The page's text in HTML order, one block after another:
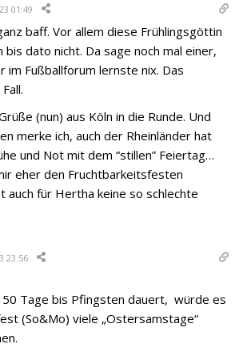
01:49
baff. Vor allem diese Frühlingsgöttin
bis dato nicht. Da sage noch mal einer,
im Fußballforum lernste nix. Das
(nun) aus Köln in die Runde. Und
merke ich, auch der Rheinländer hat
und Not mit dem “stillen” Feiertag…
eher den Fruchtbarkeitsfesten
auch für Hertha keine so schlechte
23:56
Tage bis Pfingsten dauert, würde es
(So&Mo) viele „Ostersamstage“